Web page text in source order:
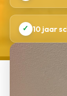
✓ 10 jaar